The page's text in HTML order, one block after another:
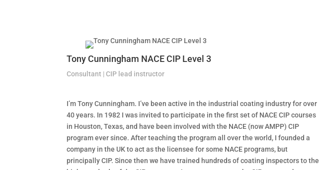
Tony Cunningham NACE CIP Level 3
Consultant | CIP lead instructor
I’m Tony Cunningham. I’ve been active in the industrial coating industry for over
40 years. In 1982 I was invited to participate in the first set of NACE CIP courses
in Houston, Texas, and have been involved with the NACE (now AMPP) CIP
program ever since. After teaching the program all over the world, I founded a
company in the UK to act as the licensee for some NACE programs, but
principally CIP. Since then we have trained hundreds of coating inspectors to the